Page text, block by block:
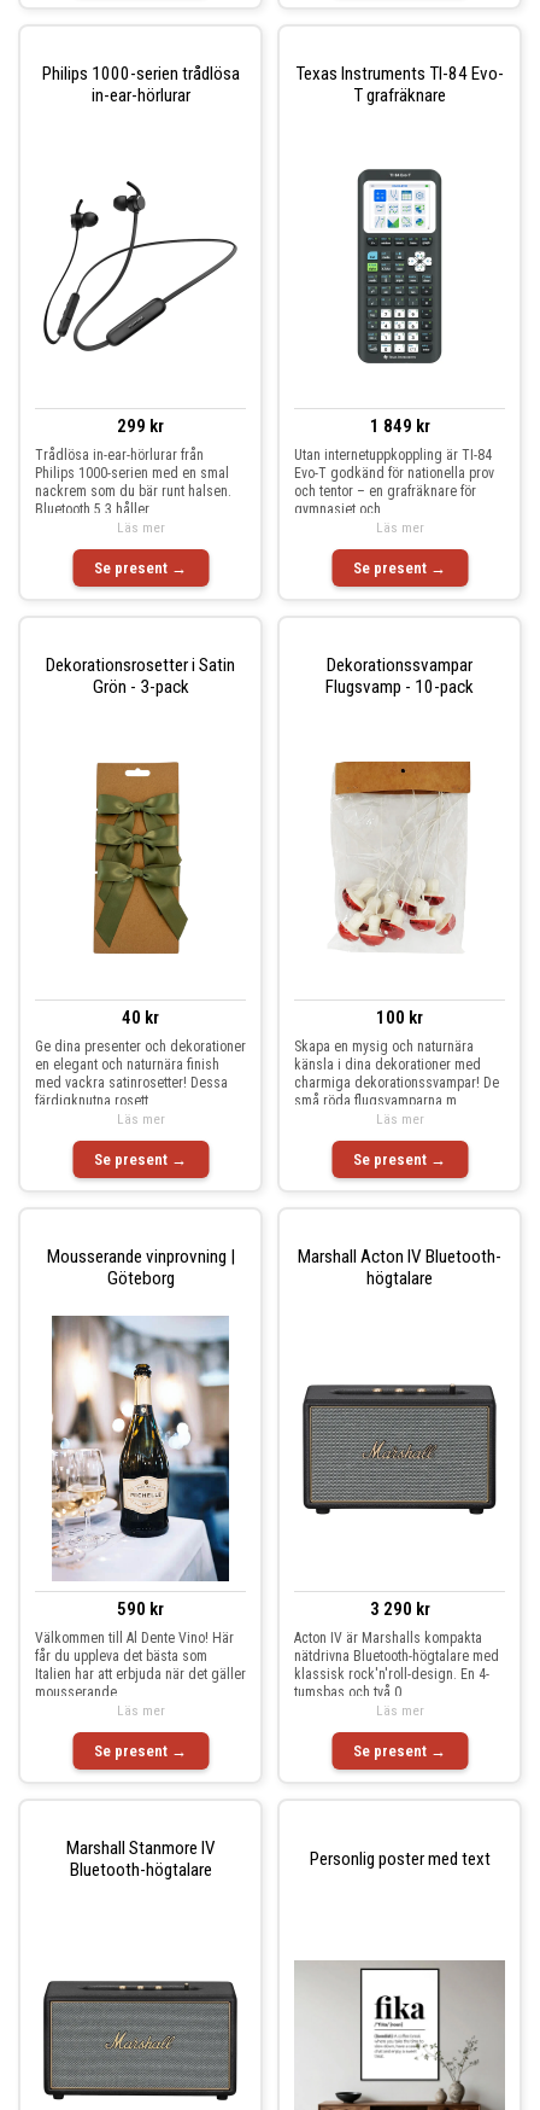
Philips 1000-serien trådlösa
in-ear-hörlurar
299 kr
Trådlösa in-ear-hörlurar från
Philips 1000-serien med en smal
nackrem som du bär runt halsen.
Bluetooth 5.3 håller
Se present →
Läs mer
Texas Instruments TI-84 Evo-
T grafräknare
1 849 kr
Utan internetuppkoppling är TI-84
Evo-T godkänd för nationella prov
och tentor – en grafräknare för
gymnasiet och
Se present →
Läs mer
Dekorationsrosetter i Satin
Grön - 3-pack
40 kr
Ge dina presenter och dekorationer
en elegant och naturnära finish
med vackra satinrosetter! Dessa
färdigknutna rosett
Se present →
Läs mer
Dekorationssvampar
Flugsvamp - 10-pack
100 kr
Skapa en mysig och naturnära
känsla i dina dekorationer med
charmiga dekorationssvampar! De
små röda flugsvamparna m
Se present →
Läs mer
Mousserande vinprovning |
Göteborg
590 kr
Välkommen till Al Dente Vino! Här
får du uppleva det bästa som
Italien har att erbjuda när det gäller
mousserande
Se present →
Läs mer
Marshall Acton IV Bluetooth-
högtalare
3 290 kr
Acton IV är Marshalls kompakta
nätdrivna Bluetooth-högtalare med
klassisk rock'n'roll-design. En 4-
tumsbas och två 0
Se present →
Läs mer
Marshall Stanmore IV
Bluetooth-högtalare
Personlig poster med text